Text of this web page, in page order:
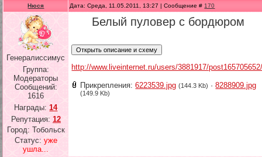
Нюся Дата: Среда, 11.05.2011, 13:27 | Сообщение # 170
Генералиссимус
Группа:
Модераторы
Сообщений:
1616
Награды:14
Репутация: 12
Город: Тобольск
Статус: уже
ушла...
Белый пуловер с бордюром
http://www.liveinternet.ru/users/3881917/
Прикрепления:6223539.jpg (144.3 Kb) ·8288909.jpg
(149.9 Kb)